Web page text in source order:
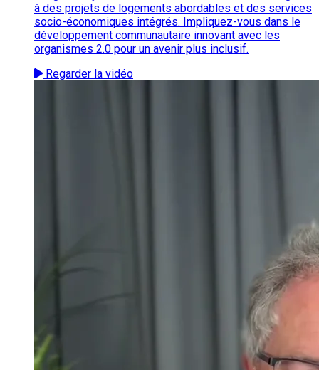
à des projets de logements abordables et des services
socio-économiques intégrés. Impliquez-vous dans le
développement communautaire innovant avec les
organismes 2.0 pour un avenir plus inclusif.
Regarder la vidéo